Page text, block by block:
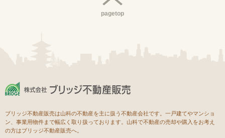
pagetop
ブリッジ不動産販売は山科の不動産を主に扱う不動産会社です。一戸建てやマンショ
ン、事業用物件まで幅広く取り扱っております。山科で不動産の売却や購入をお考え
の方はブリッジ不動産販売へ。